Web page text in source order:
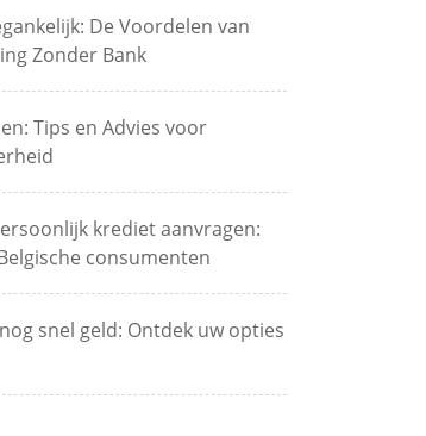
De Voordelen van
Zonder Bank
Tips en Advies voor
krediet aanvragen:
consumenten
snel geld: Ontdek uw opties